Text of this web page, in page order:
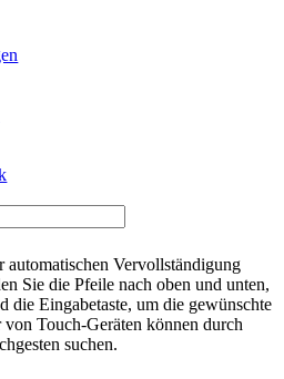
automatischen Vervollständigung
Sie die Pfeile nach oben und unten,
die Eingabetaste, um die gewünschte
Touch-Geräten können durch
suchen.